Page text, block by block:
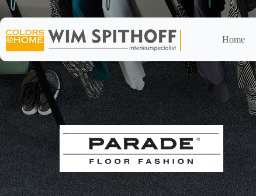
Ga
naar
de
inhoud
Home